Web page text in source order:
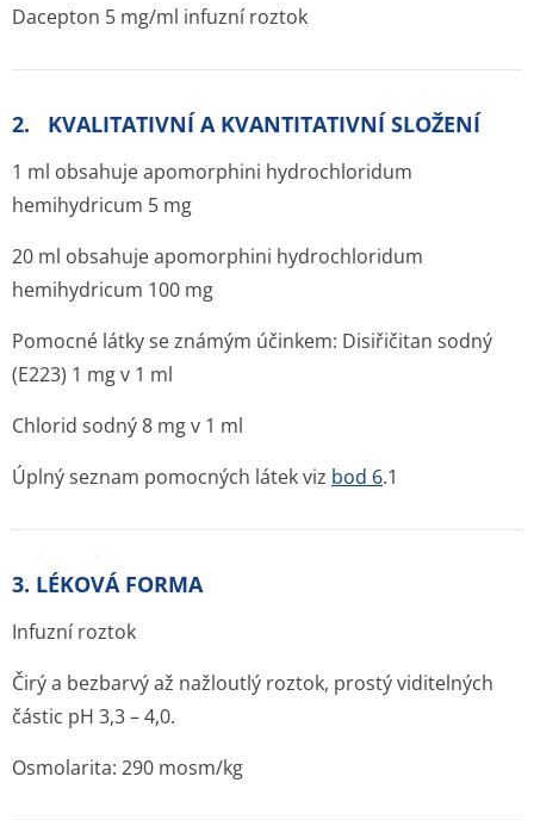
Dacepton 5 mg/ml infuzní roztok
2. KVALITATIVNÍ A KVANTITATIVNÍ SLOŽENÍ
1 ml obsahuje apomorphini hydrochloridum
hemihydricum 5 mg
20 ml obsahuje apomorphini hydrochloridum
hemihydricum 100 mg
Pomocné látky se známým účinkem: Disiřičitan sodný
(E223) 1 mg v 1 ml
Chlorid sodný 8 mg v 1 ml
Úplný seznam pomocných látek viz bod 6.1
3. LÉKOVÁ FORMA
Infuzní roztok
Čirý a bezbarvý až nažloutlý roztok, prostý viditelných
částic pH 3,3 – 4,0.
Osmolarita: 290 mosm/kg